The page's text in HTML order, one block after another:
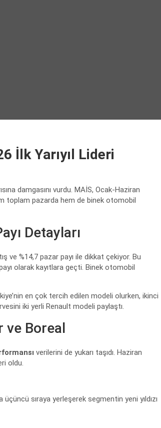
İlk Yarıyıl Lideri
damgasını vurdu. MAİS, Ocak-Haziran
toplam pazarda hem de binek otomobil
Detayları
ve %14,7 pazar payı ile dikkat çekiyor. Bu
olarak kayıtlara geçti. Binek otomobil
en çok tercih edilen modeli olurken, ikinci
iki yerli Renault modeli paylaştı.
ve Boreal
verilerini de yukarı taşıdı. Haziran
oldu.
sıraya yerleşerek segmentin yeni yıldızı